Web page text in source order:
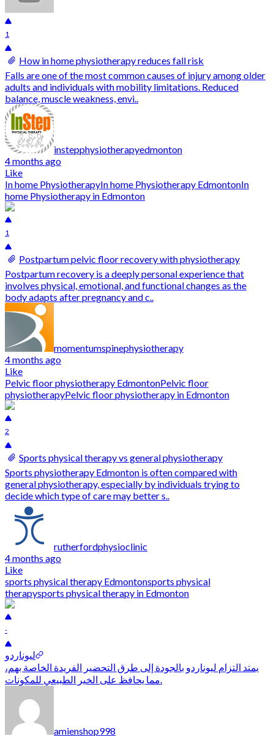
1
How in home physiotherapy reduces fall risk
Falls are one of the most common causes of injury among older
adults and individuals with mobility limitations. Reduced
balance, muscle weakness, envi..
instepphysiotherapyedmonton
4 months ago
Like
In home PhysiotherapyIn home Physiotherapy EdmontonIn
home Physiotherapy in Edmonton
1
Postpartum pelvic floor recovery with physiotherapy
Postpartum recovery is a deeply personal experience that
involves physical, emotional, and functional changes as the
body adapts after pregnancy and c..
momentumspinephysiotherapy
4 months ago
Like
Pelvic floor physiotherapy EdmontonPelvic floor
physiotherapyPelvic floor physiotherapy in Edmonton
2
Sports physical therapy vs general physiotherapy
Sports physiotherapy Edmonton is often compared with
general physiotherapy, especially by individuals trying to
decide which type of care may better s..
rutherfordphysioclinic
4 months ago
Like
sports physical therapy Edmontonsports physical
therapysports physical therapy in Edmonton
-
ليوناردو
يمتد التزام ليوناردو بالجودة إلى طرق التحضير الفريدة الخاصة بهم،
مما يحافظ على الخير الطبيعي للمكونات.
amienshop998